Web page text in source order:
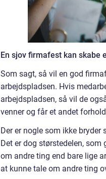
En sjov firmafest kan skabe
Som sagt, så vil en god
arbejdspladsen. Hvis
arbejdspladsen, så vil de
venner og får et andet
Der er nogle som ikke
Det er dog størstedelen,
om andre ting end bare lige
at kunne tale om andre ting